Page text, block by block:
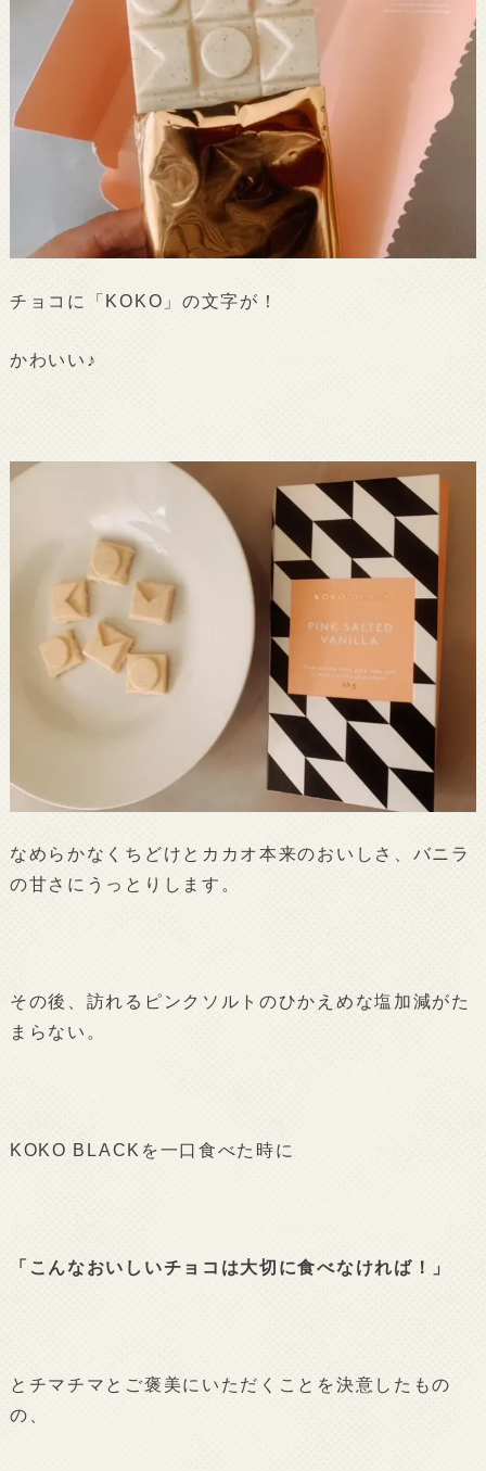
チョコに「KOKO」の文字が！
かわいい♪
なめらかなくちどけとカカオ本来のおいしさ、バニラ
の甘さにうっとりします。
その後、訪れるピンクソルトのひかえめな塩加減がた
まらない。
KOKO BLACKを一口食べた時に
「こんなおいしいチョコは大切に食べなければ！」
とチマチマとご褒美にいただくことを決意したもの
の、